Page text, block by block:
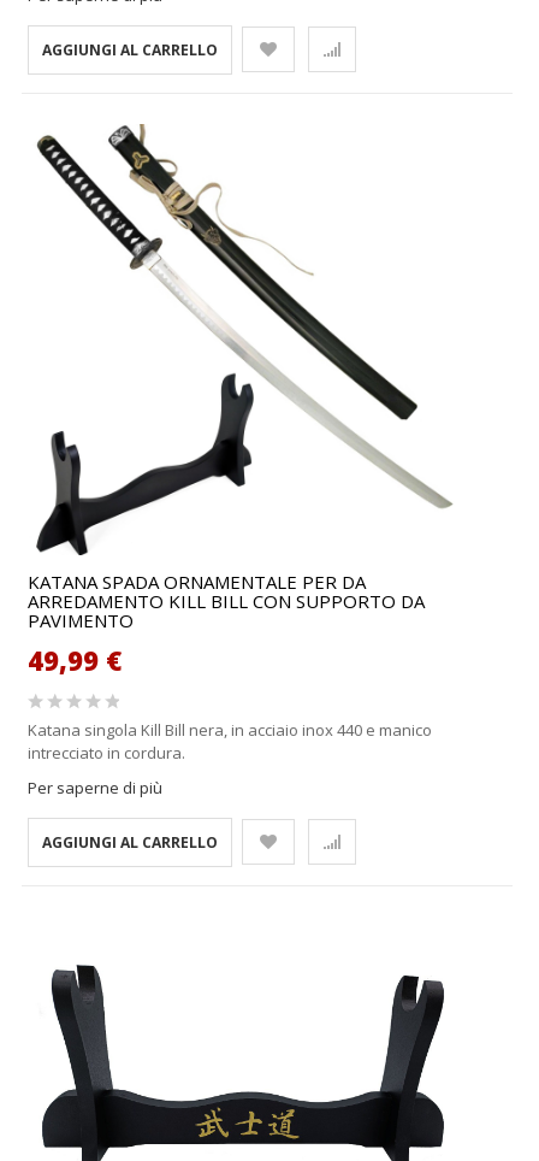
AGGIUNGI AL CARRELLO
KATANA SPADA ORNAMENTALE PER DA
ARREDAMENTO KILL BILL CON SUPPORTO DA
PAVIMENTO
49,99 €
Katana singola Kill Bill nera, in acciaio inox 440 e manico
intrecciato in cordura.
Per saperne di più
AGGIUNGI AL CARRELLO